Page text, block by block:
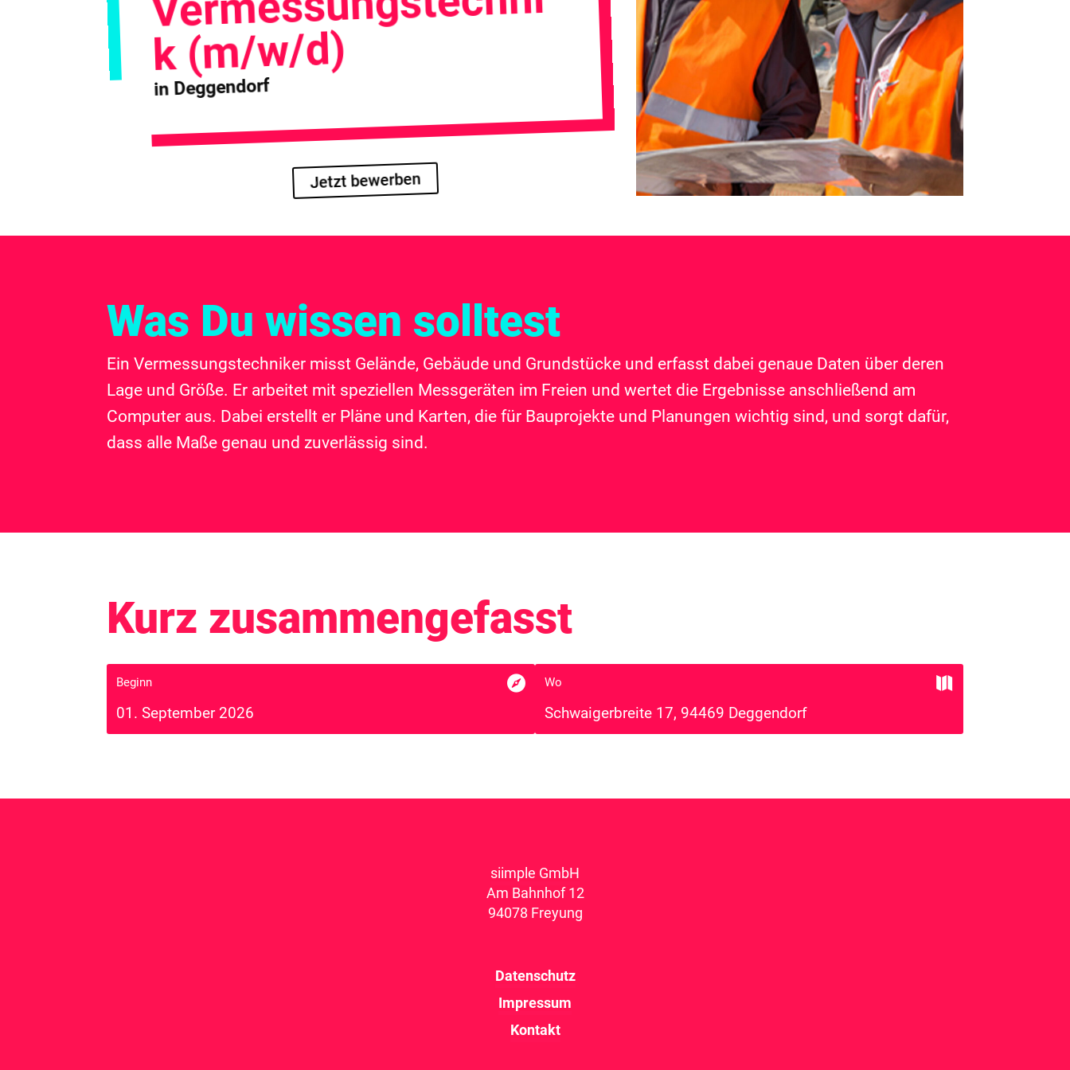
k (m/w/d)
in Deggendorf
Jetzt bewerben
Was Du wissen solltest
Ein Vermessungstechniker misst Gelände, Gebäude und Grundstücke und erfasst dabei genaue Daten über deren
Lage und Größe. Er arbeitet mit speziellen Messgeräten im Freien und wertet die Ergebnisse anschließend am
Computer aus. Dabei erstellt er Pläne und Karten, die für Bauprojekte und Planungen wichtig sind, und sorgt dafür,
dass alle Maße genau und zuverlässig sind.
Kurz zusammengefasst
Beginn

01. September 2026
Wo

Schwaigerbreite 17, 94469 Deggendorf
siimple GmbH
Am Bahnhof 12
94078 Freyung
Datenschutz
Impressum
Kontakt